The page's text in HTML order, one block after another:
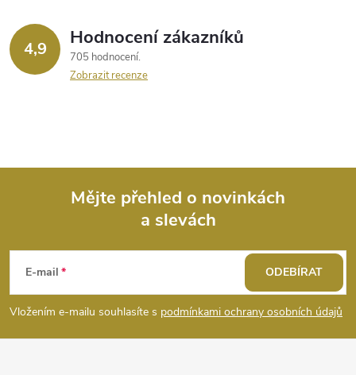
4,9 Hodnocení zákazníků
705 hodnocení
Zobrazit recenze
p
a
Mějte přehled o novinkách
a slevách
E-mail
Vložením e-mailu souhlasíte s podmínkami ochrany osobních údajů
ODEBÍRAT